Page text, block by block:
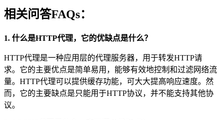
相关问答FAQs：
1. 什么是HTTP代理，它的优缺点是什么？
HTTP代理是一种应用层的代理服务器，用于转发HTTP请
求。它的主要优点是简单易用，能够有效地控制和过滤网络流
量。HTTP代理可以提供缓存功能，可大大提高响应速度。然
而，它的主要缺点是只能用于HTTP协议，并不能支持其他协
议。